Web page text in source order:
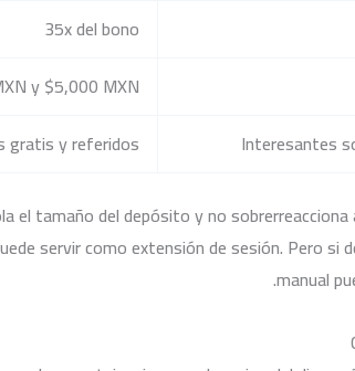
35x del bono
y $5,000 MXN
gratis y referidos Interesantes
el tamaño del depósito y no
servir como extensión de sesión. Pero si
manual